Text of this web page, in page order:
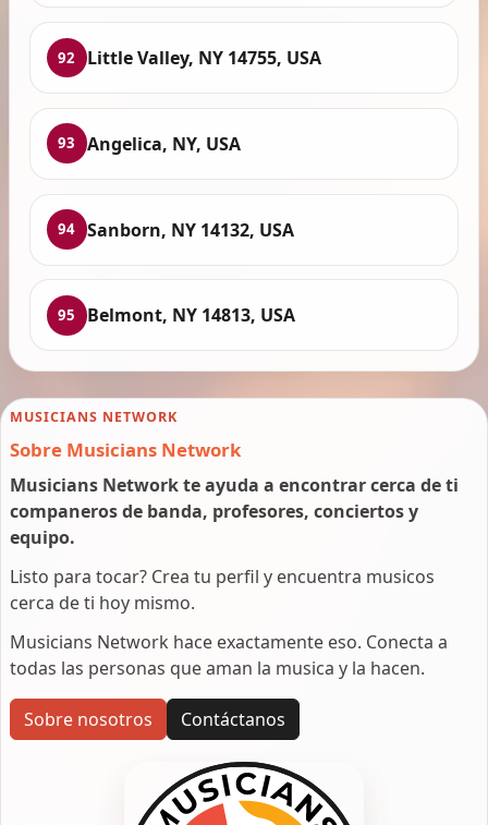
92 Little Valley, NY 14755, USA
93 Angelica, NY, USA
94 Sanborn, NY 14132, USA
95 Belmont, NY 14813, USA
MUSICIANS NETWORK
Sobre Musicians Network
Musicians Network te ayuda a encontrar cerca de ti
companeros de banda, profesores, conciertos y
equipo.
Listo para tocar? Crea tu perfil y encuentra musicos
cerca de ti hoy mismo.
Musicians Network hace exactamente eso. Conecta a
todas las personas que aman la musica y la hacen.
Sobre nosotros Contáctanos